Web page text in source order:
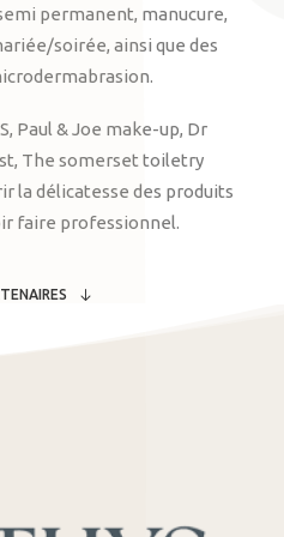
permanent, manucure,
soirée, ainsi que des
Paul & Joe make-up, Dr
The somerset toiletry
la délicatesse des produits
faire professionnel.